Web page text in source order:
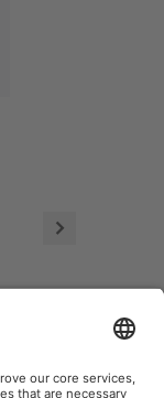
64150NBU